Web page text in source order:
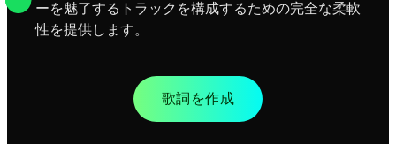
ーを魅了するトラックを構成するための完全な柔軟
性を提供します。
歌詞を作成